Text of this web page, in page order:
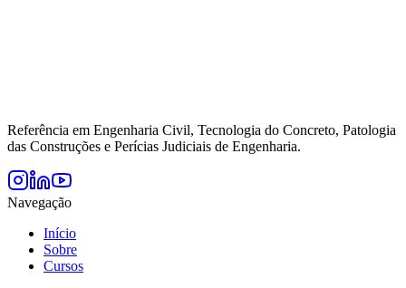
Referência em Engenharia Civil, Tecnologia do Concreto, Patologia
das Construções e Perícias Judiciais de Engenharia.
Navegação
Início
Sobre
Cursos